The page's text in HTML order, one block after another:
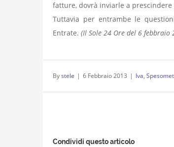
fatture, dovrà inviarle a
Tuttavia per entrambe le
Entrate. (Il Sole 24 Ore del 6 febbraio
Bystele | 6 Febbraio 2013 | Iva,
Condividi questo articolo